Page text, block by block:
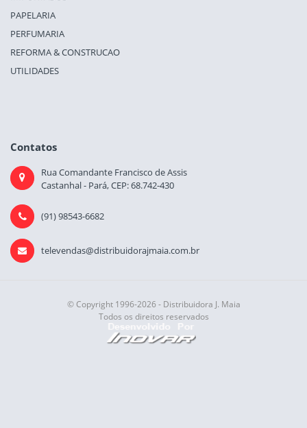
PAPELARIA
PERFUMARIA
REFORMA & CONSTRUCAO
UTILIDADES
Contatos
Rua Comandante Francisco de Assis
Castanhal - Pará, CEP: 68.742-430
(91) 98543-6682
televendas@distribuidorajmaia.com.br
© Copyright 1996-2026 - Distribuidora J. Maia
Todos os direitos reservados